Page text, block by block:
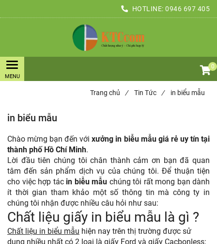
HOTLINE: 0946 697 405
0
Trang chủ / Tin Tức / in biểu mẫu
in biểu mẫu
Chào mừng bạn đến vớixưởng in biễu mẫu giá rẻ uy tín tại
thành phố Hồ Chí Minh.
Lời đầu tiên chúng tôi chân thành cảm ơn bạn đã quan
tâm đến sản phẩm dịch vụ của chúng tôi. Để thuận tiện
cho việc hợp tác in biễu mẫu chúng tôi rất mong bạn dành
ít thời gian tham khảo một số thông tin mà công ty in
chúng tôi nhận được nhiều câu hỏi như sau:
Chất liệu giấy in biểu mẫu là gì ?
Chất liệu in biểu mẫu hiện nay trên thị trường được sử
dụng nhiều nhất có 2 loại là giấy Ford và giấy Cacbonless: